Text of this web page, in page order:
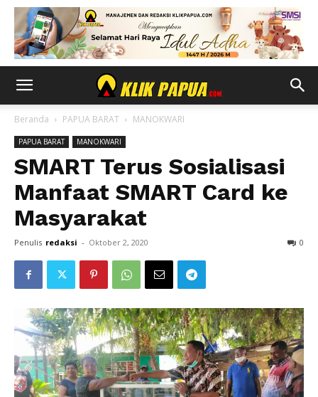
Beranda PAPUA BARAT MANOKWARI
PAPUA BARAT MANOKWARI
SMART Terus Sosialisasi
Manfaat SMART Card ke
Masyarakat
Penulis redaksi - Oktober 2, 2020 0